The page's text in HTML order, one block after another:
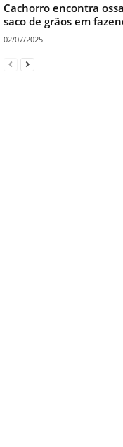
Cachorro encontra
saco de grãos em
02/07/2025